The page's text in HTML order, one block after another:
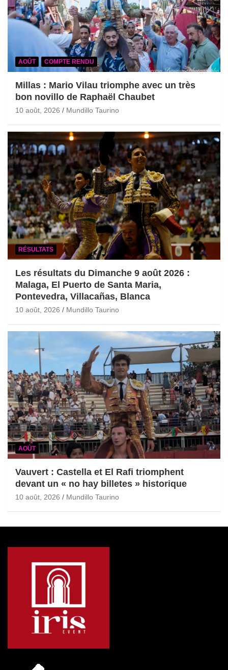
AOÛT COMPTE RENDU
Millas : Mario Vilau triomphe avec un très
bon novillo de Raphaël Chaubet
10 août, 2026 Mundillo Taurino
RÉSULTATS
Les résultats du Dimanche 9 août 2026 :
Malaga, El Puerto de Santa Maria,
Pontevedra, Villacañas, Blanca
10 août, 2026 Mundillo Taurino
AOÛT
Vauvert : Castella et El Rafi triomphent
devant un « no hay billetes » historique
10 août, 2026 Mundillo Taurino